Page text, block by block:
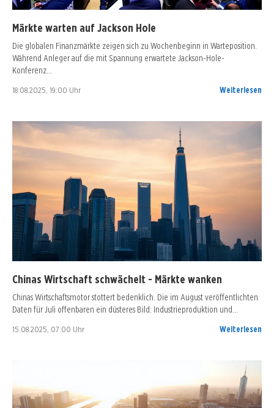
Märkte warten auf Jackson Hole
Die globalen Finanzmärkte zeigen sich zu Wochenbeginn in Warteposition.
Während Anleger auf die mit Spannung erwartete Jackson-Hole-
Konferenz…
18.08.2025, 19:00 Uhr Weiterlesen
Chinas Wirtschaft schwächelt - Märkte wanken
Chinas Wirtschaftsmotor stottert bedenklich. Die im August veröffentlichten
Daten für Juli offenbaren ein düsteres Bild: Industrieproduktion und…
15.08.2025, 07:00 Uhr Weiterlesen